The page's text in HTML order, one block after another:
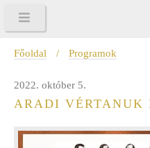
Főoldal / Programok
2022. október 5.
ARADI VÉRTANUK